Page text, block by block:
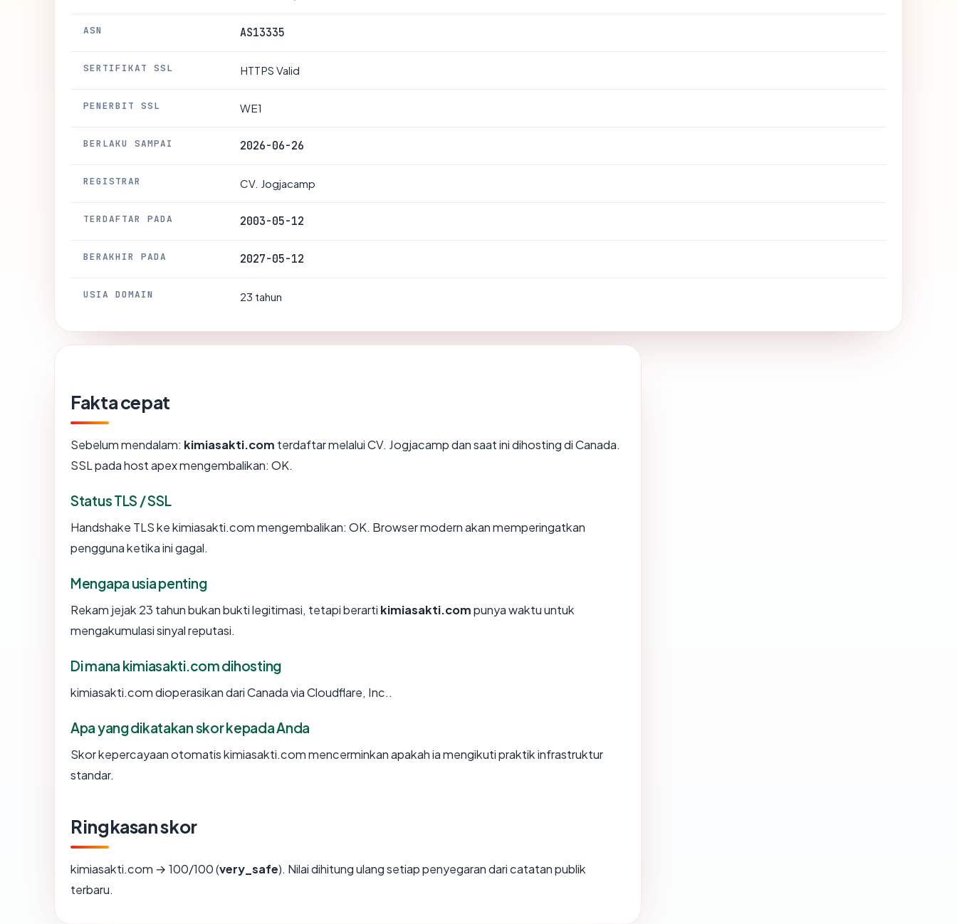
ASN AS13335
SERTIFIKAT SSL HTTPS Valid
PENERBIT SSL WE1
BERLAKU SAMPAI 2026-06-26
REGISTRAR CV. Jogjacamp
TERDAFTAR PADA 2003-05-12
BERAKHIR PADA 2027-05-12
USIA DOMAIN 23 tahun
Fakta cepat
Sebelum mendalam: kimiasakti.com terdaftar melalui CV. Jogjacamp dan saat ini dihosting di Canada.
SSL pada host apex mengembalikan: OK.
Status TLS / SSL
Handshake TLS ke kimiasakti.com mengembalikan: OK. Browser modern akan memperingatkan
pengguna ketika ini gagal.
Mengapa usia penting
Rekam jejak 23 tahun bukan bukti legitimasi, tetapi berarti kimiasakti.compunya waktu untuk
mengakumulasi sinyal reputasi.
Di mana kimiasakti.com dihosting
kimiasakti.com dioperasikan dari Canada via Cloudflare, Inc..
Apa yang dikatakan skor kepada Anda
Skor kepercayaan otomatis kimiasakti.com mencerminkan apakah ia mengikuti praktik infrastruktur
standar.
Ringkasan skor
kimiasakti.com → 100/100 (very_safe). Nilai dihitung ulang setiap penyegaran dari catatan publik
terbaru.